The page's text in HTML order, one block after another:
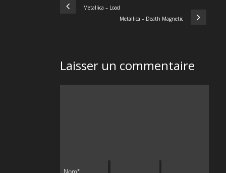
Metallica – Load
Metallica – Death Magnetic
Laisser un commentaire